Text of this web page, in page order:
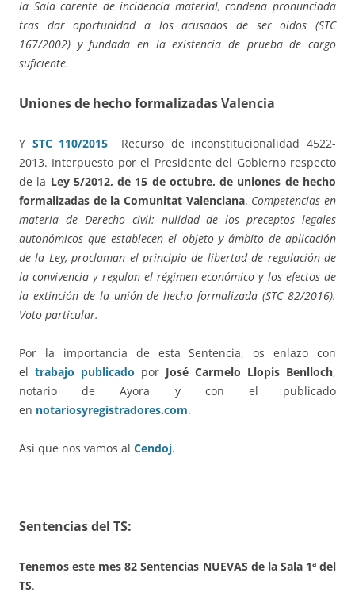
la Sala carente de incidencia material, condena pronunciada
tras dar oportunidad a los acusados de ser oídos (STC
167/2002) y fundada en la existencia de prueba de cargo
suficiente.
Uniones de hecho formalizadas Valencia
Y STC 110/2015
Recurso de inconstitucionalidad 4522-
2013. Interpuesto por el Presidente del Gobierno respecto
de la Ley 5/2012, de 15 de octubre, de uniones de hecho
formalizadas de la Comunitat Valenciana. Competencias en
materia de Derecho civil: nulidad de los preceptos legales
autonómicos que establecen el objeto y ámbito de aplicación
de la Ley, proclaman el principio de libertad de regulación de
la convivencia y regulan el régimen económico y los efectos de
la extinción de la unión de hecho formalizada (STC 82/2016).
Voto particular.
Por la importancia de esta Sentencia, os enlazo con
el trabajo publicado por José Carmelo Llopis Benlloch,
notario de Ayora y con el publicado
en notariosyregistradores.com.
Así que nos vamos al Cendoj.
Sentencias del TS:
Tenemos este mes 82 Sentencias NUEVAS de la Sala 1ª del
TS.